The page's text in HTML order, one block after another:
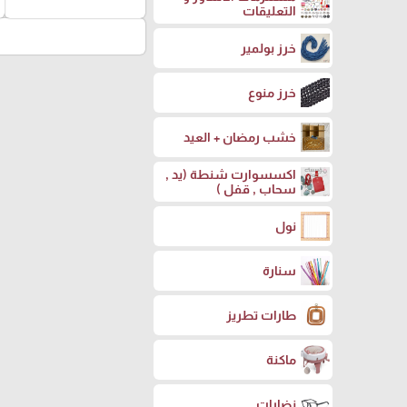
التعليقات
خرز بولمير
خرز منوع
خشب رمضان + العيد
اكسسوارت شنطة (يد ,
سحاب , قفل )
نول
سنارة
طارات تطريز
ماكنة